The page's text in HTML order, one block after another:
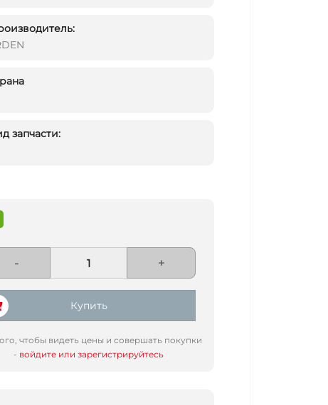
запчасти:
- +
Купить
чтобы видеть цены и совершать покупки
- войдите или зарегистрируйтесь